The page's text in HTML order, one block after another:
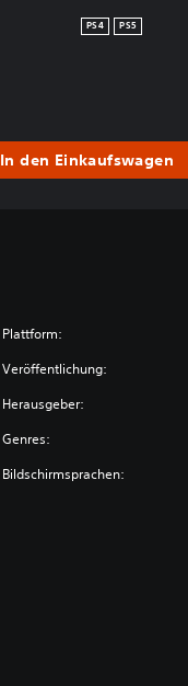
PS4 PS5
In den Einkaufswagen
Plattform:
Veröffentlichung:
Herausgeber:
Genres:
Bildschirmsprachen: